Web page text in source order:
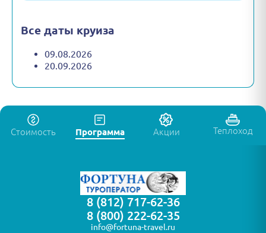
Все даты круиза
09.08.2026
20.09.2026
Стоимость Программа Акции Теплоход
8 (812) 717-62-36
8 (800) 222-62-35
info@fortuna-travel.ru